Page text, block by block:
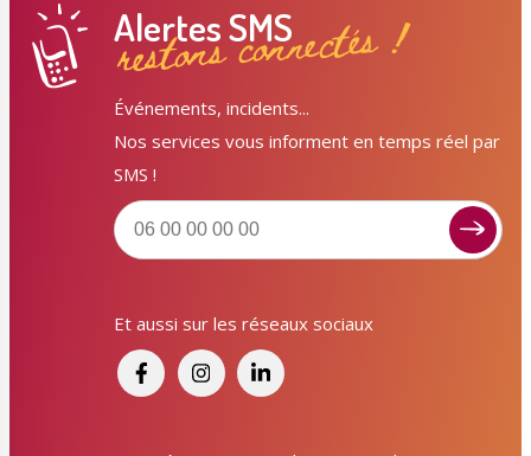
Alertes SMS
restons connectés !
Événements, incidents...
Nos services vous informent en temps réel par
SMS !
Et aussi sur les réseaux sociaux
Signaler un dysfonctionnement ?